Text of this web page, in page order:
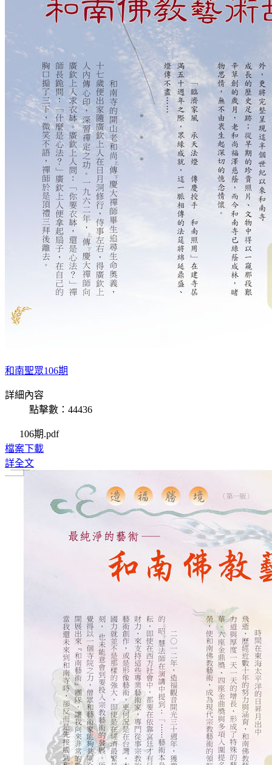
和南聖眾106期
詳細內容
點擊數：44436
106期.pdf
檔案下載
詳全文